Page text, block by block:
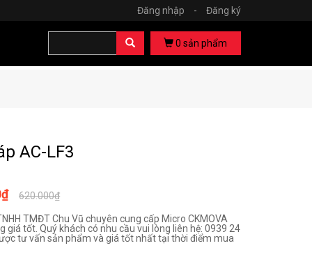
Đăng nhập - Đăng ký
0 sản phẩm
AC-LF3
620.000₫
TMĐT Chu Vũ chuyên cung cấp Micro CKMOVA
giá tốt. Quý khách có nhu cầu vui lòng liên hệ: 0939 24
tư vấn sản phẩm và giá tốt nhất tại thời điểm mua